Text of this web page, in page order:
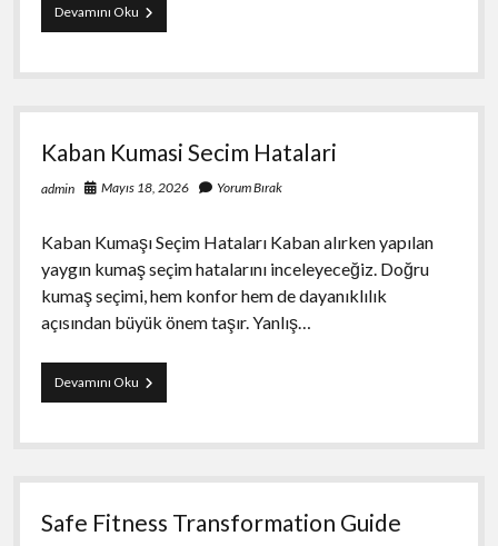
Devamını OkuAi
Trading
For
Professionals
Kaban Kumasi Secim Hatalari
admin Mayıs 18, 2026 Yorum Bırak
Kaban Kumaşı Seçim Hataları Kaban alırken yapılan
yaygın kumaş seçim hatalarını inceleyeceğiz. Doğru
kumaş seçimi, hem konfor hem de dayanıklılık
açısından büyük önem taşır. Yanlış…
Devamını OkuKaban
Kumasi
Hatalari
Safe Fitness Transformation Guide